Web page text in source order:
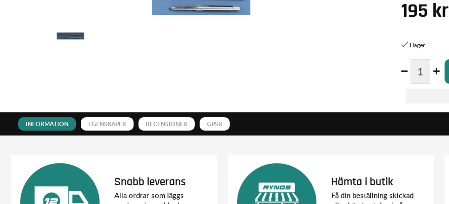
195 kr
INFORMATION EGENSKAPER RECENSIONER GPSR
Snabb leverans
Alla ordrar som läggs
Hämta i butik
Få din beställning skickad